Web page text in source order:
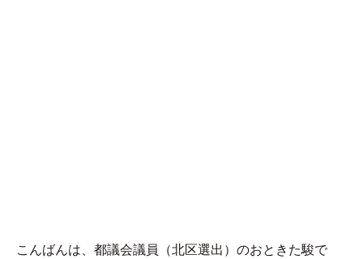
こんばんは、都議会議員（北区選出）のおときた駿で